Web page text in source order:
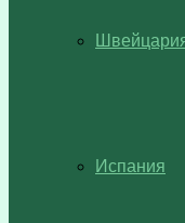
Испания